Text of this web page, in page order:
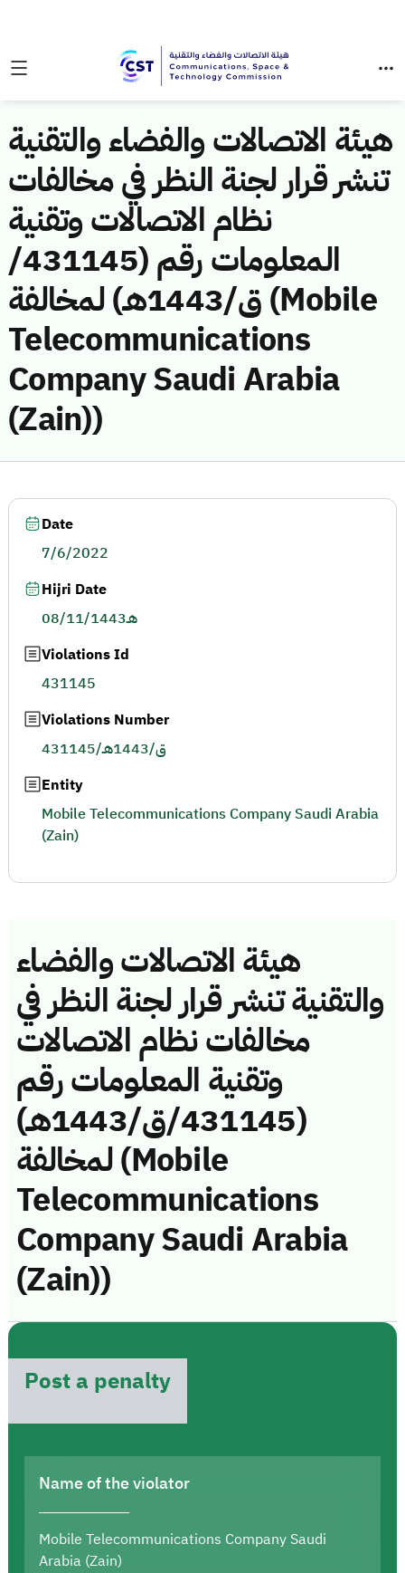
هيئة الاتصالات والفضاء والتقنية
تنشر قرار لجنة النظر في مخالفات
نظام الاتصالات وتقنية
المعلومات رقم (431145/
ق/1443هـ) لمخالفة (Mobile
Telecommunications
Company Saudi Arabia
(Zain))
هيئة الاتصالات والفضاء
والتقنية تنشر قرار لجنة النظر في
مخالفات نظام الاتصالات
وتقنية المعلومات رقم
(431145/ق/1443هـ)
لمخالفة (Mobile
Telecommunications
Company Saudi Arabia
(Zain))
Post a penalty
Name of the violator
Mobile Telecommunications Company Saudi
Arabia (Zain)
Date
7/6/2022
Hijri Date
08/11/1443هـ
Violations Id
431145
Violations Number
431145/ق/1443هـ
Entity
Mobile Telecommunications Company Saudi Arabia
(Zain)